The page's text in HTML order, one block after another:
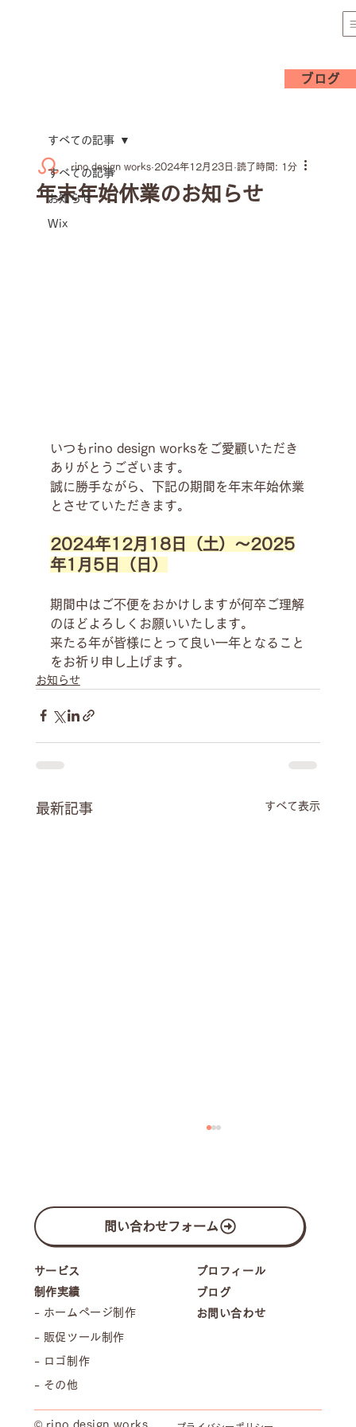
ブログ
すべての記事
お知らせ
Wix
すべての記事
年末年始休業のお知らせ
rino design works 2024年12月23日 読了時間: 1分
いつもrino design worksをご愛顧いただき
ありがとうございます。
誠に勝手ながら、下記の期間を年末年始休業
とさせていただきます。
2024年12月18日（土）〜2025
年1月5日（日）
期間中はご不便をおかけしますが何卒ご理解
のほどよろしくお願いいたします。
来たる年が皆様にとって良い一年となること
をお祈り申し上げます。
お知らせ
最新記事 すべて表示
Wix Studio League認定Webデザイナー
に選出されました
問い合わせフォーム
サービス
制作実績
- ホームページ制作
- 販促ツール制作
- ロゴ制作
- その他
プロフィール
ブログ
お問い合わせ